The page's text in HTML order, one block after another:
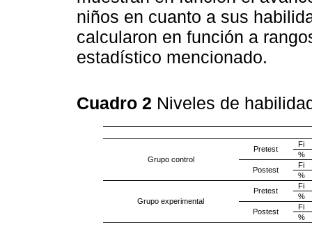
niños en cuanto a sus
calcularon en función a
estadístico mencionado.
Cuadro 2 Niveles de
Grupo control
Pretest
Fi
%
Postest
Fi
%
Grupo experimental
Pretest
Fi
%
Postest
Fi
%